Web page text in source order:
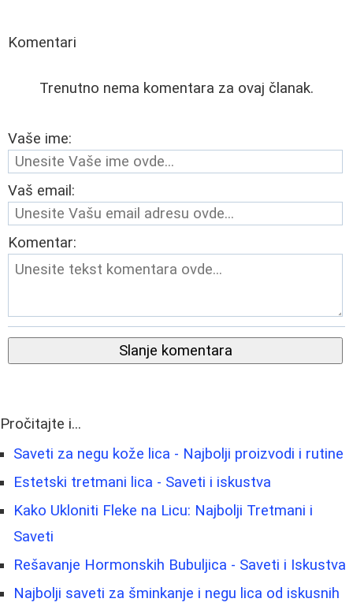
Komentari
Trenutno nema komentara za ovaj članak.
Vaše ime:
Vaš email:
Komentar:
Slanje komentara
Pročitajte i...
Saveti za negu kože lica - Najbolji proizvodi i rutine
Estetski tretmani lica - Saveti i iskustva
Kako Ukloniti Fleke na Licu: Najbolji Tretmani i
Saveti
Rešavanje Hormonskih Bubuljica - Saveti i Iskustva
Najbolji saveti za šminkanje i negu lica od iskusnih